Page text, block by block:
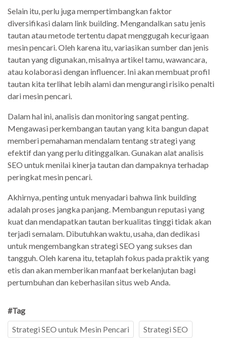
Selain itu, perlu juga mempertimbangkan faktor
diversifikasi dalam link building. Mengandalkan satu jenis
tautan atau metode tertentu dapat menggugah kecurigaan
mesin pencari. Oleh karena itu, variasikan sumber dan jenis
tautan yang digunakan, misalnya artikel tamu, wawancara,
atau kolaborasi dengan influencer. Ini akan membuat profil
tautan kita terlihat lebih alami dan mengurangi risiko penalti
dari mesin pencari.
Dalam hal ini, analisis dan monitoring sangat penting.
Mengawasi perkembangan tautan yang kita bangun dapat
memberi pemahaman mendalam tentang strategi yang
efektif dan yang perlu ditinggalkan. Gunakan alat analisis
SEO untuk menilai kinerja tautan dan dampaknya terhadap
peringkat mesin pencari.
Akhirnya, penting untuk menyadari bahwa link building
adalah proses jangka panjang. Membangun reputasi yang
kuat dan mendapatkan tautan berkualitas tinggi tidak akan
terjadi semalam. Dibutuhkan waktu, usaha, dan dedikasi
untuk mengembangkan strategi SEO yang sukses dan
tangguh. Oleh karena itu, tetaplah fokus pada praktik yang
etis dan akan memberikan manfaat berkelanjutan bagi
pertumbuhan dan keberhasilan situs web Anda.
#Tag
Strategi SEO untuk Mesin Pencari
Strategi SEO